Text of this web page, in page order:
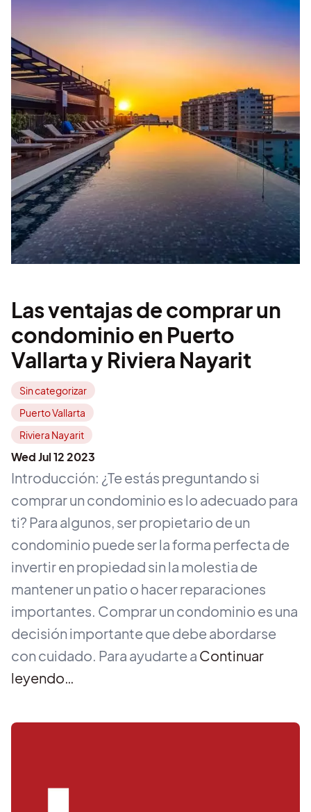
Las ventajas de comprar un
condominio en Puerto
Vallarta y Riviera Nayarit
Sin categorizar
Puerto Vallarta
Riviera Nayarit
Wed Jul 12 2023
Introducción: ¿Te estás preguntando si
comprar un condominio es lo adecuado para
ti? Para algunos, ser propietario de un
condominio puede ser la forma perfecta de
invertir en propiedad sin la molestia de
mantener un patio o hacer reparaciones
importantes. Comprar un condominio es una
decisión importante que debe abordarse
con cuidado. Para ayudarte a Continuar
leyendo…